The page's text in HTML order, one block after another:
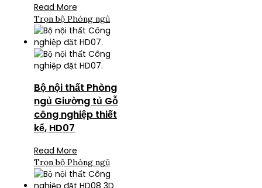
Read More
Trọn bộ Phòng ngủ
Bộ nội thất Phòng
ngủ Giường tủ Gỗ
công nghiệp thiết
kế, HD07
Read More
Trọn bộ Phòng ngủ